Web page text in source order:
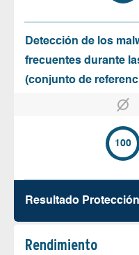
Detección de los
frecuentes durante
(conjunto de
100
Resultado Protección
Rendimiento